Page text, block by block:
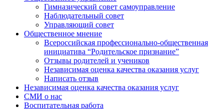
Гимназический совет самоуправление
Наблюдательный совет
Управляющий совет
Общественное мнение
Всероссийская профессионально-общественная
инициатива “Родительское признание”
Отзывы родителей и учеников
Независимая оценка качества оказания услуг
Написать отзыв
Независимая оценка качества оказания услуг
СМИ о нас
Воспитательная работа